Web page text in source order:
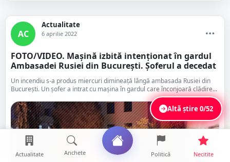
AC
Actualitate
6 aprilie 2022
FOTO/VIDEO. Mașină izbită intenționat în gardul
Ambasadei Rusiei din București. Șoferul a decedat
Un incendiu s-a produs miercuri dimineață lângă ambasada Rusiei din
București. Un șofer a intrat cu mașina în gardul care înconjoară clădire...
Altă știre0/52
Actualitate Anchete Politică Necitite